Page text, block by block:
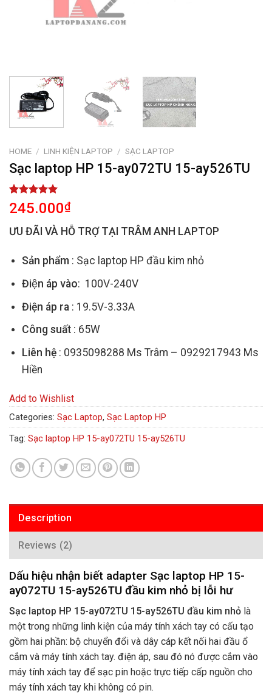
HOME / LINH KIỆN LAPTOP / SẠC LAPTOP
Sạc laptop HP 15-ay072TU 15-ay526TU
Rated 5.00
out of 5
based on
2
customer
245.000₫
ƯU ĐÃI VÀ HỖ TRỢ TẠI TRÂM ANH LAPTOP
Sản phẩm : Sạc laptop HP đầu kim nhỏ
Điện áp vào: 100V-240V
Điện áp ra: 19.5V-3.33A
Công suất: 65W
Liên hệ: 0935098288 Ms Trâm – 0929217943 Ms
Hiền
Add to Wishlist
Categories: Sạc Laptop, Sạc Laptop HP
Tag: Sạc laptop HP 15-ay072TU 15-ay526TU
Description
Reviews (2)
Dấu hiệu nhận biết adapter Sạc laptop HP 15-
ay072TU 15-ay526TU đầu kim nhỏ bị lỗi hư
Sạc laptop HP 15-ay072TU 15-ay526TU đầu kim nhỏ là
một trong những linh kiện của máy tính xách tay có cấu tạo
gồm hai phần: bộ chuyển đổi và dây cáp kết nối hai đầu ổ
cắm và máy tính xách tay. điện áp, sau đó nó được cắm vào
máy tính xách tay để sạc pin hoặc trực tiếp cấp nguồn cho
máy tính xách tay khi không có pin.